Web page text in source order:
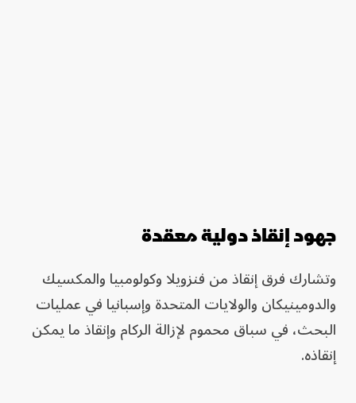
جهود إنقاذ دولية معقدة
وتشارك فرق إنقاذ من فنزويلا وكولومبيا والمكسيك
والدومينيكان والولايات المتحدة وإسبانيا في عمليات
البحث، في سباق محموم لإزالة الركام وإنقاذ ما يمكن
إنقاذه.